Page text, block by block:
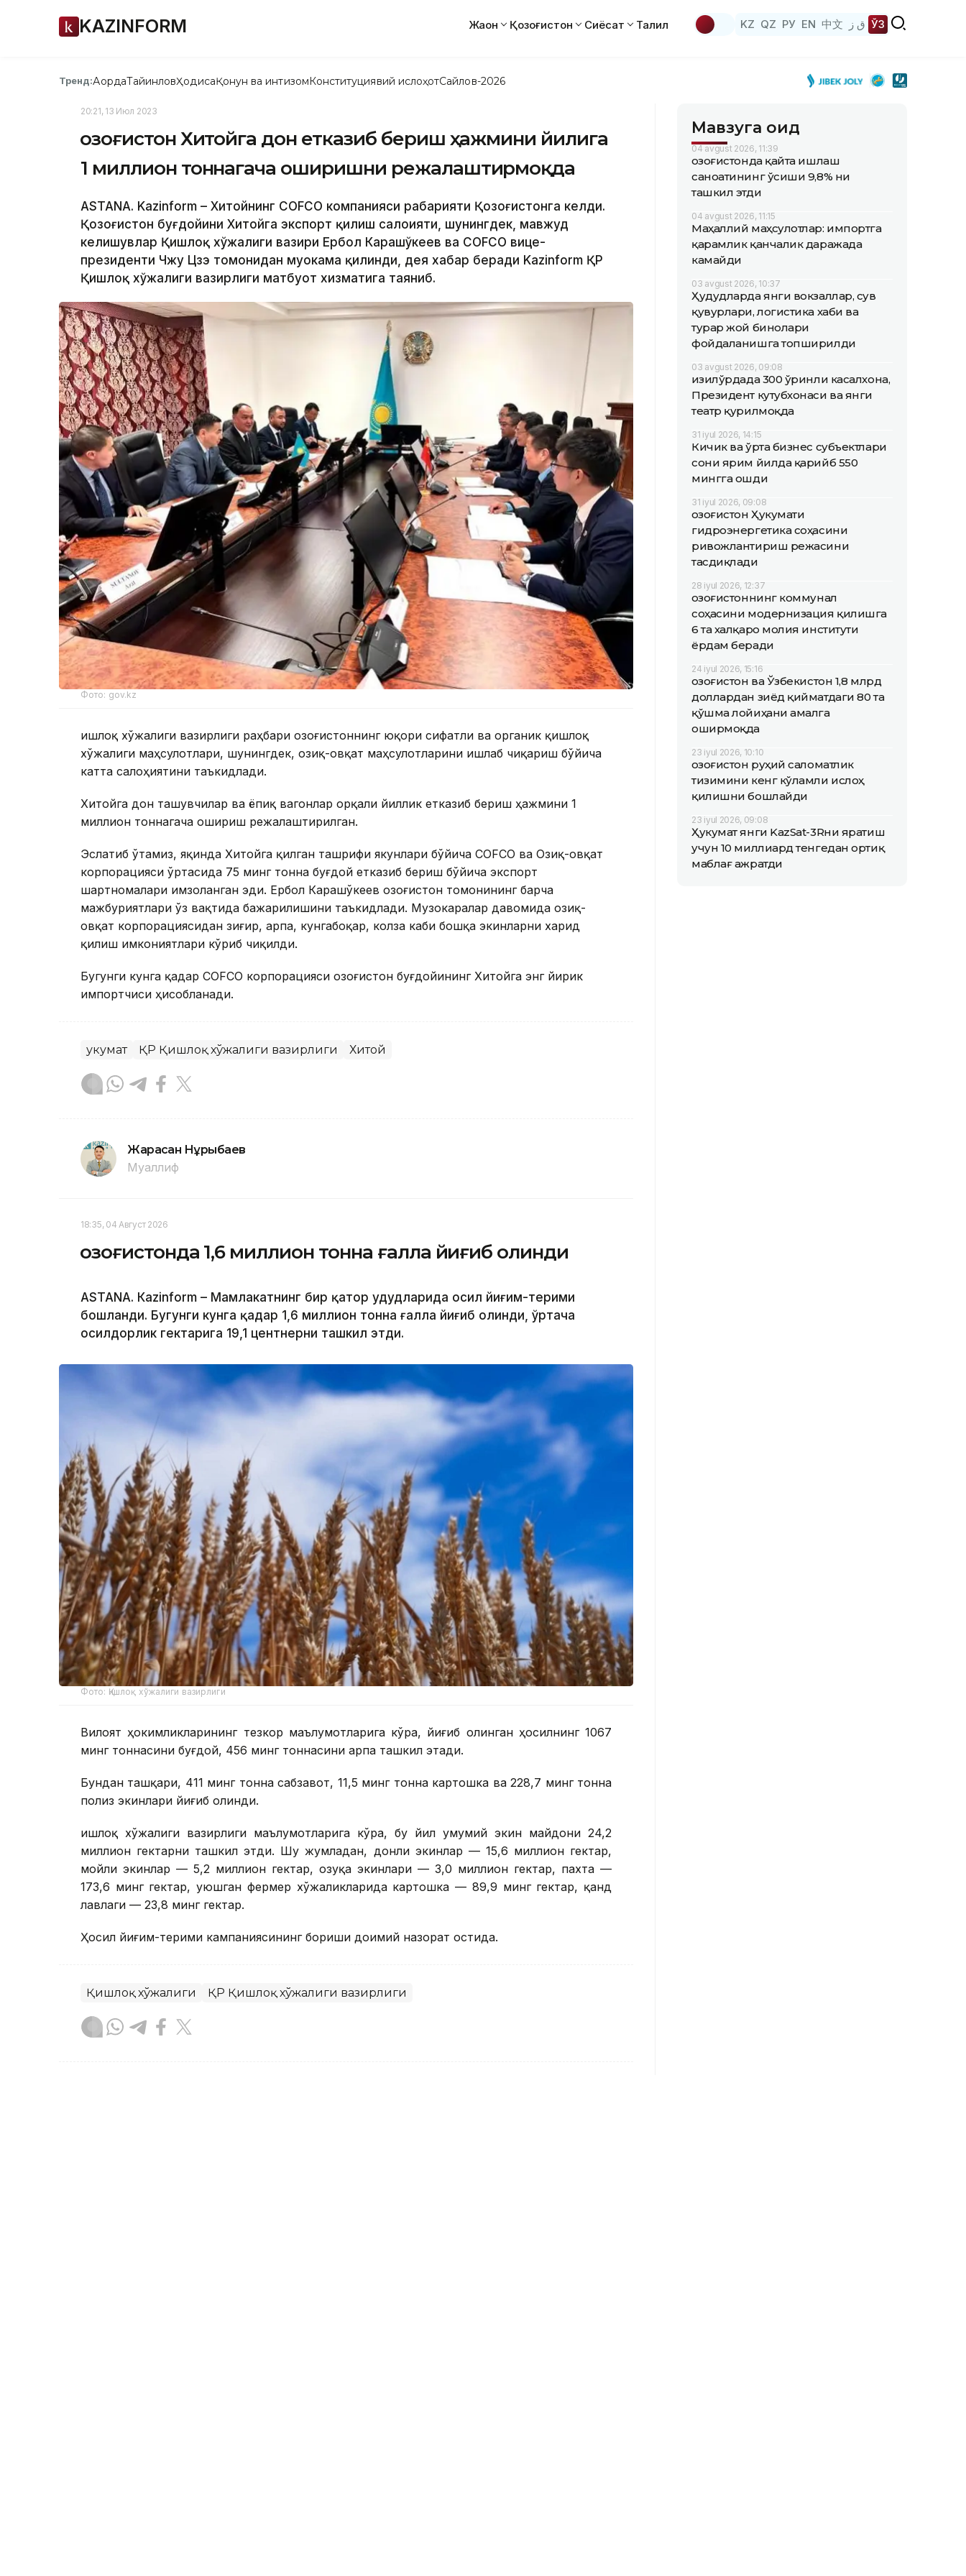
KAZINFORM Жаҳон Қозоғистон Сиёсат Таҳлил KZ QZ РУ EN 中文 ق ز ЎЗ
Тренд:АқордаТайинловҲодисаҚонун ва интизомКонституциявий ислоҳотСайлов-2026
20:21, 13 Июл 2023
Қозоғистон Хитойга дон етказиб бериш ҳажмини йилига
1 миллион тоннагача оширишни режалаштирмоқда
ASTANA. Kazinform – Хитойнинг COFCO компанияси раҳбарияти Қозоғистонга келди.
Қозоғистон буғдойини Хитойга экспорт қилиш салоҳияти, шунингдек, мавжуд
келишувлар Қишлоқ хўжалиги вазири Ербол Карашўкеев ва COFCO вице-
президенти Чжу Цзэ томонидан муҳокама қилинди, дея хабар беради Kazinform ҚР
Қишлоқ хўжалиги вазирлиги матбуот хизматига таяниб.
Фото: gov.kz
Қишлоқ хўжалиги вазирлиги раҳбари Қозоғистоннинг юқори сифатли ва органик қишлоқ
хўжалиги маҳсулотлари, шунингдек, озиқ-овқат маҳсулотларини ишлаб чиқариш бўйича
катта салоҳиятини таъкидлади.
Хитойга дон ташувчилар ва ёпиқ вагонлар орқали йиллик етказиб бериш ҳажмини 1
миллион тоннагача ошириш режалаштирилган.
Эслатиб ўтамиз, яқинда Хитойга қилган ташрифи якунлари бўйича COFCO ва Озиқ-овқат
корпорацияси ўртасида 75 минг тонна буғдой етказиб бериш бўйича экспорт
шартномалари имзоланган эди. Ербол Карашўкеев Қозоғистон томонининг барча
мажбуриятлари ўз вақтида бажарилишини таъкидлади. Музокаралар давомида озиқ-
овқат корпорациясидан зиғир, арпа, кунгабоқар, колза каби бошқа экинларни харид
қилиш имкониятлари кўриб чиқилди.
Бугунги кунга қадар COFCO корпорацияси Қозоғистон буғдойининг Хитойга энг йирик
импортчиси ҳисобланади.
Ҳукумат ҚР Қишлоқ хўжалиги вазирлиги Хитой
Жарасқан Нұрыбаев
Муаллиф
18:35, 04 Август 2026
Қозоғистонда 1,6 миллион тонна ғалла йиғиб олинди
ASTANА. Кazinform – Мамлакатнинг бир қатор ҳудудларида ҳосил йиғим-терими
бошланди. Бугунги кунга қадар 1,6 миллион тонна ғалла йиғиб олинди, ўртача
ҳосилдорлик гектарига 19,1 центнерни ташкил этди.
Фото: Қишлоқ хўжалиги вазирлиги
Вилоят ҳокимликларининг тезкор маълумотларига кўра, йиғиб олинган ҳосилнинг 1067
минг тоннасини буғдой, 456 минг тоннасини арпа ташкил этади.
Бундан ташқари, 411 минг тонна сабзавот, 11,5 минг тонна картошка ва 228,7 минг тонна
полиз экинлари йиғиб олинди.
Қишлоқ хўжалиги вазирлиги маълумотларига кўра, бу йил умумий экин майдони 24,2
миллион гектарни ташкил этди. Шу жумладан, донли экинлар — 15,6 миллион гектар,
мойли экинлар — 5,2 миллион гектар, озуқа экинлари — 3,0 миллион гектар, пахта —
173,6 минг гектар, уюшган фермер хўжаликларида картошка — 89,9 минг гектар, қанд
лавлаги — 23,8 минг гектар.
Ҳосил йиғим-терими кампаниясининг бориши доимий назорат остида.
Қишлоқ хўжалиги ҚР Қишлоқ хўжалиги вазирлиги
Мавзуга оид
04 avgust 2026, 11:39
Қозоғистонда қайта ишлаш
саноатининг ўсиши 9,8% ни
ташкил этди
04 avgust 2026, 11:15
Маҳаллий маҳсулотлар: импортга
қарамлик қанчалик даражада
камайди
03 avgust 2026, 10:37
Ҳудудларда янги вокзаллар, сув
қувурлари, логистика хаби ва
турар жой бинолари
фойдаланишга топширилди
03 avgust 2026, 09:08
Қизилўрдада 300 ўринли касалхона,
Президент кутубхонаси ва янги
театр қурилмоқда
31 iyul 2026, 14:15
Кичик ва ўрта бизнес субъектлари
сони ярим йилда қарийб 550
мингга ошди
31 iyul 2026, 09:08
Қозоғистон Ҳукумати
гидроэнергетика соҳасини
ривожлантириш режасини
тасдиқлади
28 iyul 2026, 12:37
Қозоғистоннинг коммунал
соҳасини модернизация қилишга
6 та халқаро молия институти
ёрдам беради
24 iyul 2026, 15:16
Қозоғистон ва Ўзбекистон 1,8 млрд
доллардан зиёд қийматдаги 80 та
қўшма лойиҳани амалга
оширмоқда
23 iyul 2026, 10:10
Қозоғистон руҳий саломатлик
тизимини кенг кўламли ислоҳ
қилишни бошлайди
23 iyul 2026, 09:08
Ҳукумат янги KazSat-3Rни яратиш
учун 10 миллиард тенгедан ортиқ
маблағ ажратди